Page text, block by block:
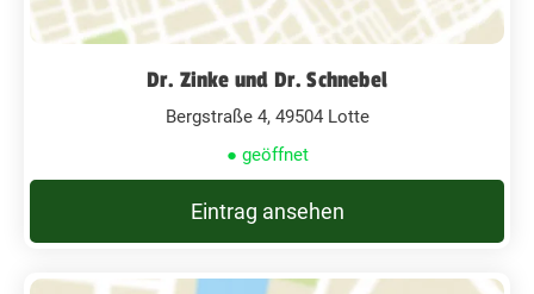
Dr. Zinke und Dr. Schnebel
Bergstraße 4, 49504 Lotte
● geöffnet
Eintrag ansehen